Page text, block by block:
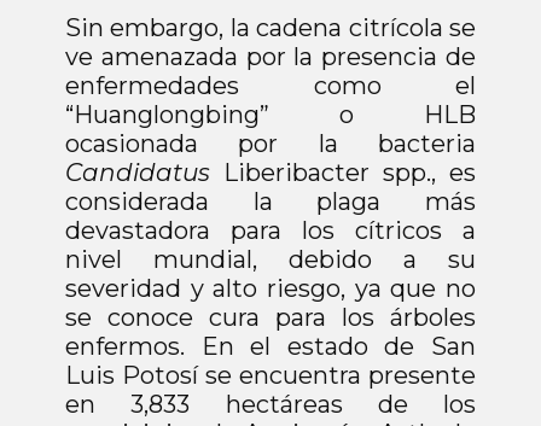
Divulgación
Sin embargo, la cadena citrícola se
ve amenazada por la presencia de
enfermedades como el
“Huanglongbing” o HLB
ocasionada por la bacteria
Candidatus Liberibacter spp., es
considerada la plaga más
devastadora para los cítricos a
nivel mundial, debido a su
severidad y alto riesgo, ya que no
se conoce cura para los árboles
enfermos. En el estado de San
Luis Potosí se encuentra presente
en 3,833 hectáreas de los